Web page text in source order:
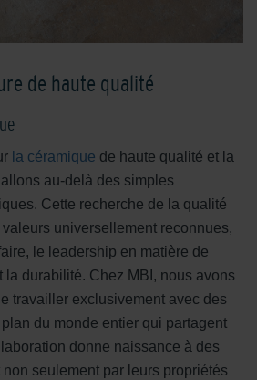
de haute qualité
la céramique de haute qualité et la
au-delà des simples
Cette recherche de la qualité
universellement reconnues,
le leadership en matière de
la durabilité. Chez MBI, nous avons
travailler exclusivement avec des
du monde entier qui partagent
donne naissance à des
seulement par leurs propriétés